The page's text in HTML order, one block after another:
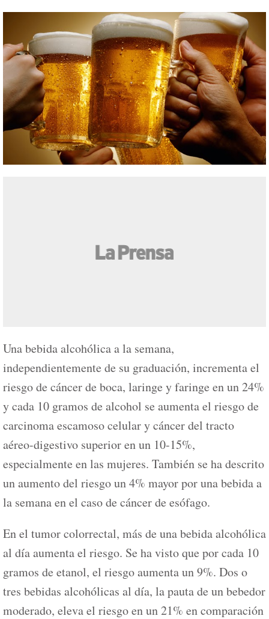
Una bebida alcohólica a la semana,
independientemente de su graduación, incrementa el
riesgo de cáncer de boca, laringe y faringe en un 24%
y cada 10 gramos de alcohol se aumenta el riesgo de
carcinoma escamoso celular y cáncer del tracto
aéreo-digestivo superior en un 10-15%,
especialmente en las mujeres. También se ha descrito
un aumento del riesgo un 4% mayor por una bebida a
la semana en el caso de cáncer de esófago.
En el tumor colorrectal, más de una bebida alcohólica
al día aumenta el riesgo. Se ha visto que por cada 10
gramos de etanol, el riesgo aumenta un 9%. Dos o
tres bebidas alcohólicas al día, la pauta de un bebedor
moderado, eleva el riesgo en un 21% en comparación